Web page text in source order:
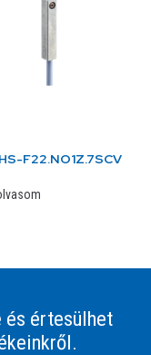
F22.NO1Z.7SCV
és értesülhet